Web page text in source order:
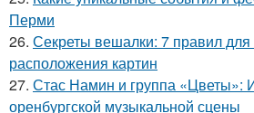
Перми
26. Секреты вешалки: 7 правил для
расположения картин
27. Стас Намин и группа «Цветы»:
оренбургской музыкальной сцены